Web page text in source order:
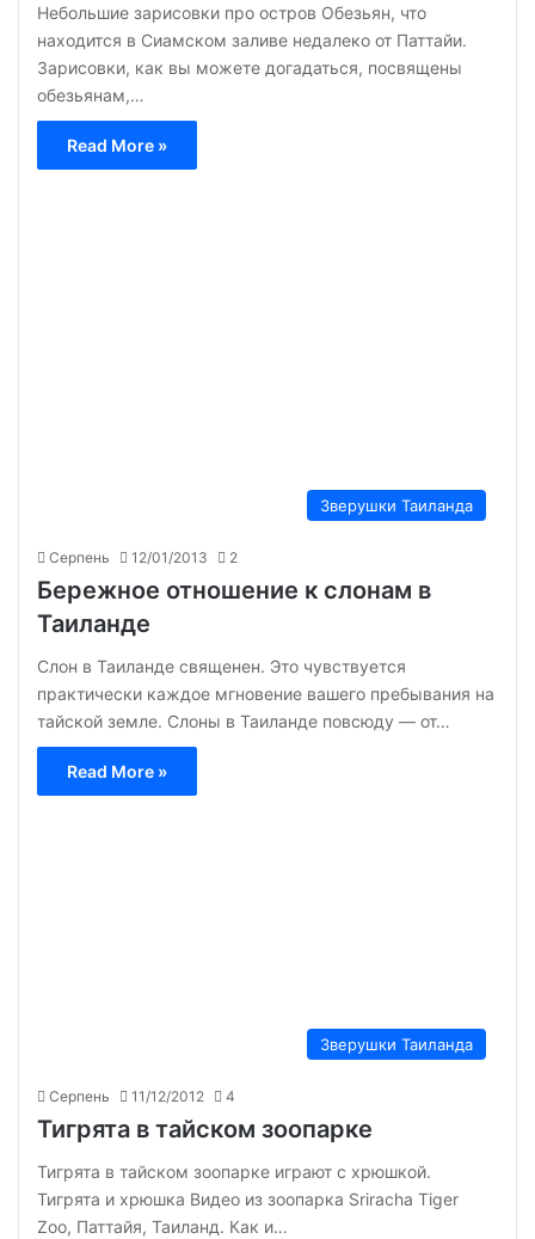
Небольшие зарисовки про остров Обезьян, что
находится в Сиамском заливе недалеко от Паттайи.
Зарисовки, как вы можете догадаться, посвящены
обезьянам,…
Read More »
Зверушки Таиланда
Серпень 12/01/2013 2
Бережное отношение к слонам в
Таиланде
Слон в Таиланде священен. Это чувствуется
практически каждое мгновение вашего пребывания на
тайской земле. Слоны в Таиланде повсюду — от…
Read More »
Зверушки Таиланда
Серпень 11/12/2012 4
Тигрята в тайском зоопарке
Тигрята в тайском зоопарке играют с хрюшкой.
Тигрята и хрюшка Видео из зоопарка Sriracha Tiger
Zoo, Паттайя, Таиланд. Как и…